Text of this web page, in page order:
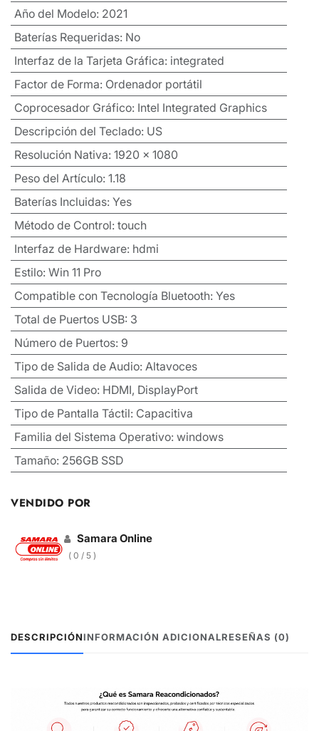
Año del Modelo: 2021
Baterías Requeridas: No
Interfaz de la Tarjeta Gráfica: integrated
Factor de Forma: Ordenador portátil
Coprocesador Gráfico: Intel Integrated Graphics
Descripción del Teclado: US
Resolución Nativa: 1920 x 1080
Peso del Artículo: 1.18
Baterías Incluidas: Yes
Método de Control: touch
Interfaz de Hardware: hdmi
Estilo: Win 11 Pro
Compatible con Tecnología Bluetooth: Yes
Total de Puertos USB: 3
Número de Puertos: 9
Tipo de Salida de Audio: Altavoces
Salida de Video: HDMI, DisplayPort
Tipo de Pantalla Táctil: Capacitiva
Familia del Sistema Operativo: windows
Tamaño: 256GB SSD
VENDIDO POR
Samara Online
( 0 / 5 )
DESCRIPCIÓNINFORMACIÓN ADICIONALRESEÑAS (0)